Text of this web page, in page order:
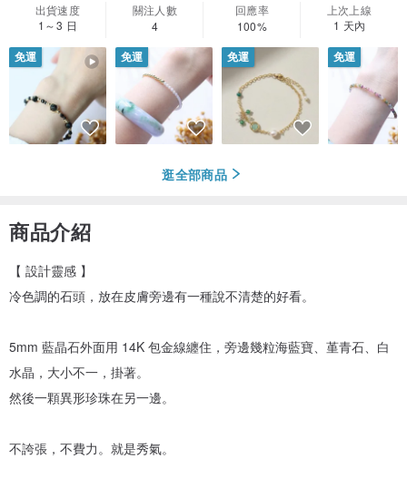
出貨速度
1～3 日
關注人數
4
回應率
100%
上次上線
1 天內
免運 免運 免運 免運
逛全部商品
商品介紹
【 設計靈感 】
冷色調的石頭，放在皮膚旁邊有一種說不清楚的好看。
5mm 藍晶石外面用 14K 包金線纏住，旁邊幾粒海藍寶、堇青石、白
水晶，大小不一，掛著。
然後一顆異形珍珠在另一邊。
不誇張，不費力。就是秀氣。